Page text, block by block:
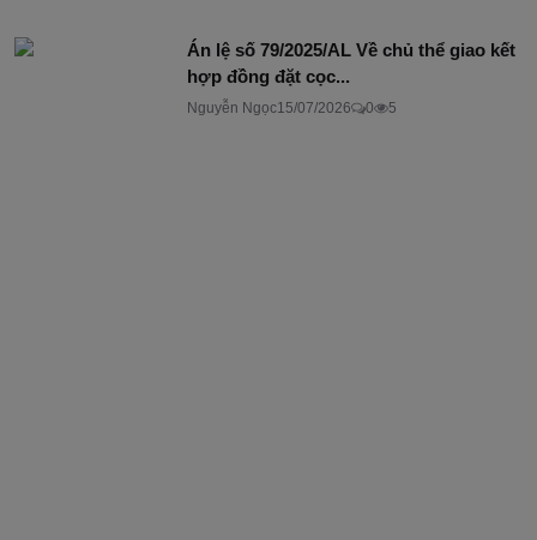
Án lệ số 79/2025/AL Về chủ thể giao kết
hợp đồng đặt cọc...
Nguyễn Ngọc15/07/2026 0 5